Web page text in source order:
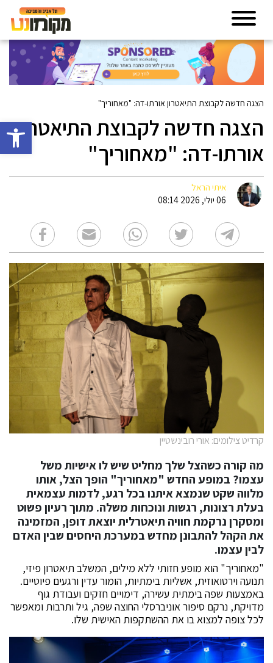
פתח
הצגה חדשה לקבוצת התיאטרון אורתו-דה: "מאחוריך"
הצגה חדשה לקבוצת התיאטרון
אורתו-דה: "מאחוריך"
איתי הראל
06 יולי, 2026 08:14
קרדיט צילומים: אורי רובינשטיין
מה קורה כשהצל שלך מחליט שיש לו אישיות משל
עצמו? במופע החדש "מאחוריך" הופך הצל, אותו
מלווה שקט שנמצא איתנו בכל רגע, לדמות עצמאית
בעלת רצונות, רגשות ונוכחות משלה. מתוך רעיון פשוט
ומסקרן נרקמת חוויה תיאטרלית יוצאת דופן, המזמינה
את הקהל להתבונן מחדש במערכת היחסים שבין האדם
לבין עצמו.
"מאחוריך" הוא מופע חזותי ללא מילים, המשלב תיאטרון פיזי,
תנועה וירטואוזית, אשליות בימתיות, הומור עדין ורגעים פיוטיים.
באמצעות שפה בימתית עשירה, דימויים חזקים ועבודת גוף
מדויקת, נרקם סיפור אוניברסלי החוצה שפה, גיל ותרבות ומאפשר
לכל צופה למצוא בו את ההשתקפות האישית שלו.